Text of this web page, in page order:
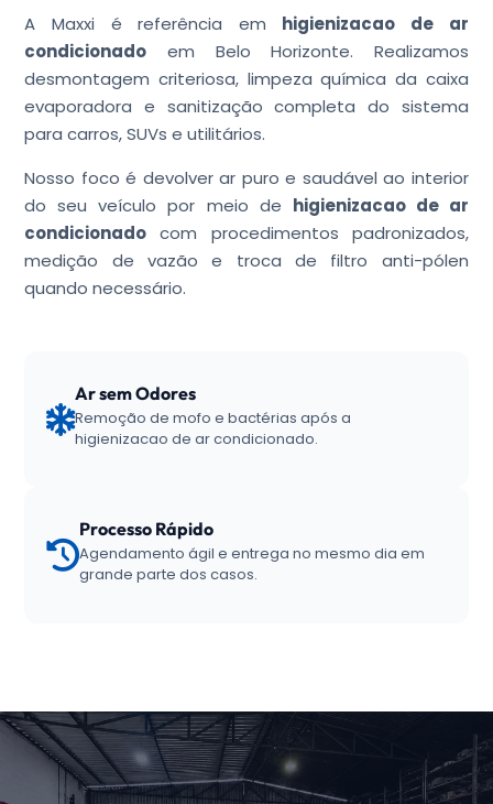
A Maxxi é referência em higienizacao de ar
condicionado em Belo Horizonte. Realizamos
desmontagem criteriosa, limpeza química da caixa
evaporadora e sanitização completa do sistema
para carros, SUVs e utilitários.
Nosso foco é devolver ar puro e saudável ao interior
do seu veículo por meio de higienizacao de ar
condicionado com procedimentos padronizados,
medição de vazão e troca de filtro anti-pólen
quando necessário.
Ar sem Odores
Remoção de mofo e bactérias após a
higienizacao de ar condicionado.
Processo Rápido
Agendamento ágil e entrega no mesmo dia em
grande parte dos casos.